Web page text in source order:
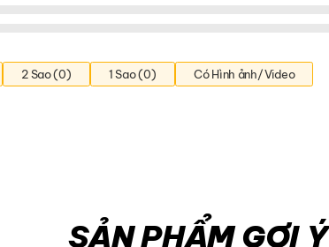
2 Sao (0) 1 Sao (0) Có Hình ảnh/Video
SẢN PHẨM GỢI Ý